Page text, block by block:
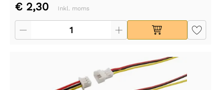
€ 2,30 Inkl. moms